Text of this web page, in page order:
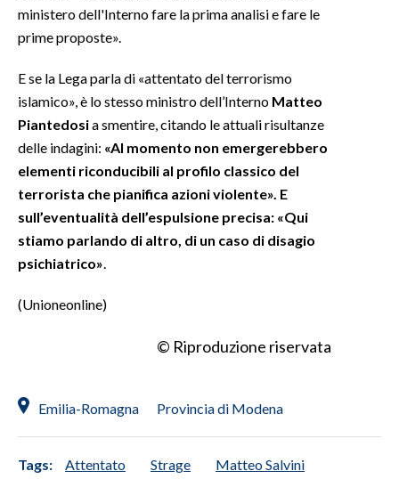
ministero dell'Interno fare la prima analisi e fare le
prime proposte».
E se la Lega parla di «attentato del terrorismo
islamico», è lo stesso ministro dell’Interno Matteo
Piantedosia smentire, citando le attuali risultanze
delle indagini: «Al momento non emergerebbero
elementi riconducibili al profilo classico del
terrorista che pianifica azioni violente». E
sull’eventualità dell’espulsione precisa: «Qui
stiamo parlando di altro, di un caso di disagio
psichiatrico»
(Unioneonline)
© Riproduzione riservata
Emilia-Romagna Provincia di Modena
Tags: Attentato Strage Matteo Salvini